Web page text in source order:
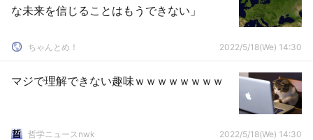
な未来を信じることはもうできない」
ちゃんとめ！ 2022/5/18(We) 14:30
マジで理解できない趣味ｗｗｗｗｗｗｗｗ
哲学ニュースnwk 2022/5/18(We) 14:30